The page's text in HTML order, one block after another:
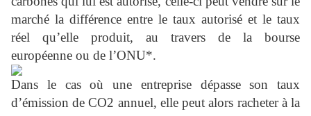
marché la différence entre le taux autorisé et le taux
réel qu’elle produit, au travers de la bourse
européenne ou de l’ONU*.
Dans le cas où une entreprise dépasse son taux
d’émission de CO2 annuel, elle peut alors racheter à la